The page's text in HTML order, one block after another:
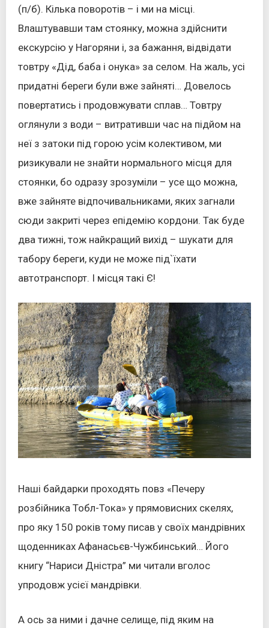
(п/б). Кілька поворотів – і ми на місці.
Влаштувавши там стоянку, можна здійснити
екскурсію у Нагоряни і, за бажання, відвідати
товтру «Дід, баба і онука» за селом. На жаль, усі
придатні береги були вже зайняті… Довелось
повертатись і продовжувати сплав… Товтру
оглянули з води – витративши час на підйом на
неї з затоки під горою усім колективом, ми
ризикували не знайти нормального місця для
стоянки, бо одразу зрозуміли – усе що можна,
вже зайняте відпочивальниками, яких загнали
сюди закриті через епідемію кордони. Так буде
два тижні, тож найкращий вихід – шукати для
табору береги, куди не може під`їхати
автотранспорт. І місця такі Є!
Наші байдарки проходять повз «Печеру
розбійника Тобл-Тока» у прямовисних скелях,
про яку 150 років тому писав у своїх мандрівних
щоденниках Афанасьєв-Чужбинський… Його
книгу “Нариси Дністра” ми читали вголос
упродовж усієї мандрівки.
А ось за ними і дачне селище, під яким на